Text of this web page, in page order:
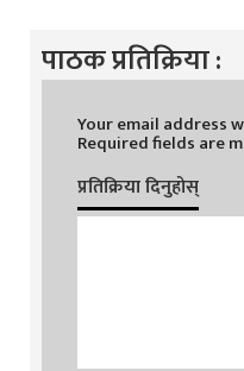
पाठक प्रतिक्रिया :
Your email address
Required fields are
प्रतिक्रिया दिनुहोस्